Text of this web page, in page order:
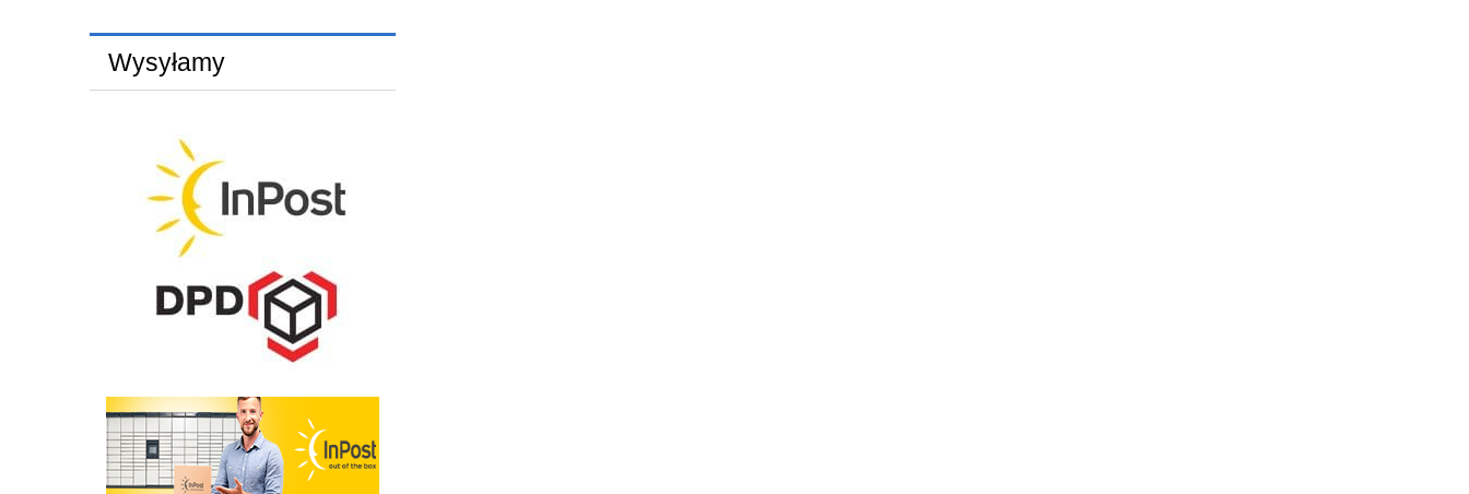
Wysyłamy